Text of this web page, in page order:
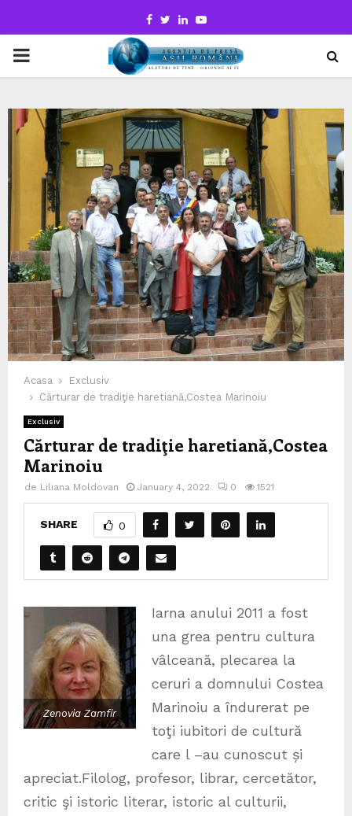
Facebook
TwitterLinkedinYoutube
PRIMARY
Acasa
Exclusiv
Cărturar de tradiţie haretiană,Costea Marinoiu
Exclusiv
Cărturar de tradiţie haretiană,Costea
Marinoiu
de Liliana Moldovan January 4, 2022 0 1521
SHARE 0
Zenovia Zamfir
Iarna anului 2011 a fost
una grea pentru cultura
vâlceană, plecarea la
ceruri a domnului Costea
Marinoiu a îndurerat pe
toţi iubitori de cultură
care l –au cunoscut și
apreciat.Filolog, profesor, librar, cercetător,
critic şi istoric literar, istoric al culturii,